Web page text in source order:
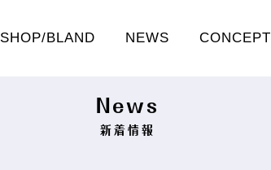
SHOP/BLAND NEWS CONCEPT
News
新着情報